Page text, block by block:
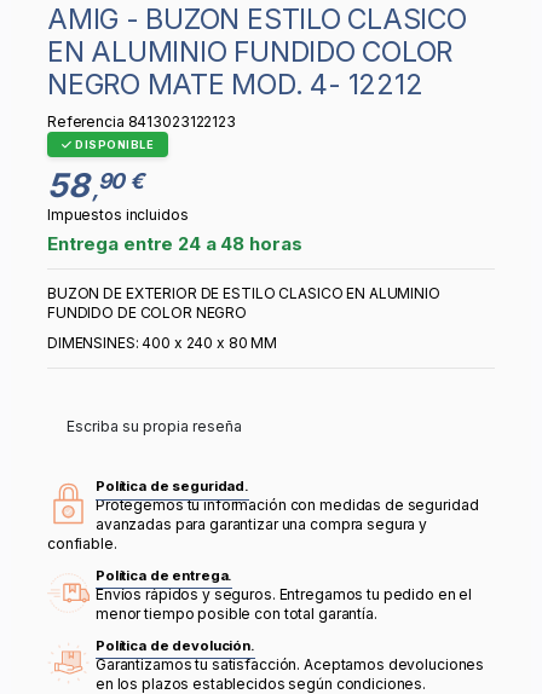
AMIG - BUZON ESTILO CLASICO
EN ALUMINIO FUNDIDO COLOR
NEGRO MATE MOD. 4- 12212
Referencia 8413023122123
DISPONIBLE
58 ,90 €
Impuestos incluidos
Entrega entre 24 a 48 horas
BUZON DE EXTERIOR DE ESTILO CLASICO EN ALUMINIO
FUNDIDO DE COLOR NEGRO
DIMENSINES: 400 x 240 x 80 MM
Escriba su propia reseña
Política de seguridad.
Protegemos tu información con medidas de seguridad
avanzadas para garantizar una compra segura y
confiable.
Política de entrega.
Envíos rápidos y seguros. Entregamos tu pedido en el
menor tiempo posible con total garantía.
Política de devolución.
Garantizamos tu satisfacción. Aceptamos devoluciones
en los plazos establecidos según condiciones.